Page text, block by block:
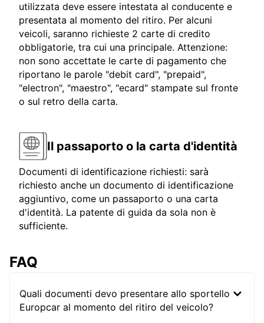
utilizzata deve essere intestata al conducente e
presentata al momento del ritiro. Per alcuni
veicoli, saranno richieste 2 carte di credito
obbligatorie, tra cui una principale. Attenzione:
non sono accettate le carte di pagamento che
riportano le parole "debit card", "prepaid",
"electron", "maestro", "ecard" stampate sul fronte
o sul retro della carta.
Il passaporto o la carta d'identità
Documenti di identificazione richiesti: sarà
richiesto anche un documento di identificazione
aggiuntivo, come un passaporto o una carta
d'identità. La patente di guida da sola non è
sufficiente.
FAQ
Quali documenti devo presentare allo sportello
Europcar al momento del ritiro del veicolo?